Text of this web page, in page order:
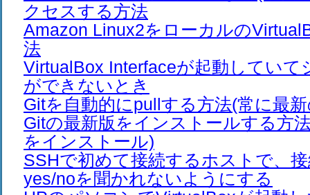
クセスする方法
Amazon Linux2をローカルの
法
VirtualBox Interfaceが起動していて
ができないとき
Gitを自動的にpullする方法(常に最
Gitの最新版をインストールする方
をインストール)
SSHで初めて接続するホストで、
yes/noを聞かれないようにする